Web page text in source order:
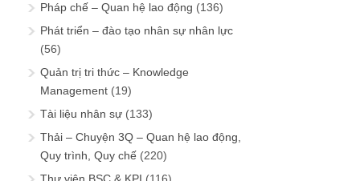
Pháp chế – Quan hệ lao động (136)
Phát triển – đào tạo nhân sự nhân lực
(56)
Quản trị tri thức – Knowledge
Management (19)
Tài liệu nhân sự (133)
Thải – Chuyện 3Q – Quan hệ lao động,
Quy trình, Quy chế (220)